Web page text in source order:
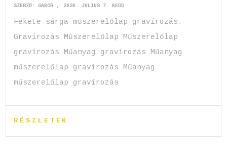
SZERZŐ:GABOR 2020. JÚLIUS 7. KEDD
Fekete-sárga műszerelőlap gravírozás.
Gravírozás Műszerelőlap Műszerelőlap
gravírozás Műanyag gravírozás Műanyag
műszerelőlap gravírozás Műanyag
műszerelőlap gravírozás
RÉSZLETEK